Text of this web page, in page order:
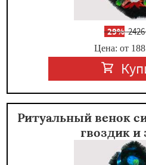
-29%2426
Цена: от
Ритуальный венок
гвоздик и